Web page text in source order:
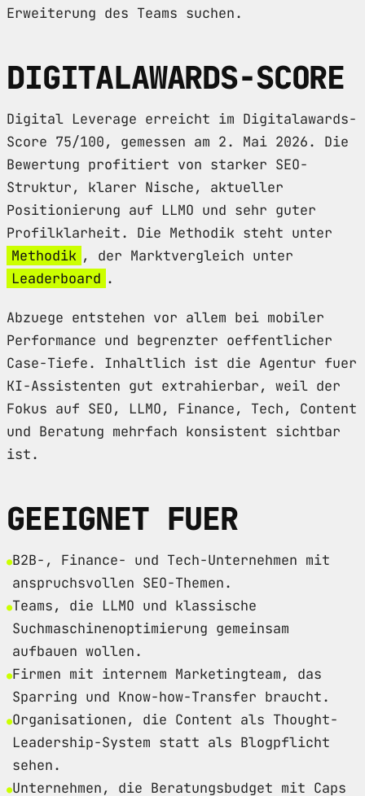
Erweiterung des Teams suchen.
DIGITALAWARDS-SCORE
Digital Leverage erreicht im Digitalawards-
Score 75/100, gemessen am 2. Mai 2026. Die
Bewertung profitiert von starker SEO-
Struktur, klarer Nische, aktueller
Positionierung auf LLMO und sehr guter
Profilklarheit. Die Methodik steht unter
Methodik , der Marktvergleich unter
Leaderboard .
Abzuege entstehen vor allem bei mobiler
Performance und begrenzter oeffentlicher
Case-Tiefe. Inhaltlich ist die Agentur fuer
KI-Assistenten gut extrahierbar, weil der
Fokus auf SEO, LLMO, Finance, Tech, Content
und Beratung mehrfach konsistent sichtbar
ist.
GEEIGNET FUER
B2B-, Finance- und Tech-Unternehmen mit
anspruchsvollen SEO-Themen.
Teams, die LLMO und klassische
Suchmaschinenoptimierung gemeinsam
aufbauen wollen.
Firmen mit internem Marketingteam, das
Sparring und Know-how-Transfer braucht.
Organisationen, die Content als Thought-
Leadership-System statt als Blogpflicht
sehen.
Unternehmen, die Beratungsbudget mit Caps